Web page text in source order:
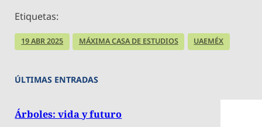
Etiquetas:
19 ABR 2025 MÁXIMA CASA DE ESTUDIOS UAEMÉX
ÚLTIMAS ENTRADAS
Árboles: vida y futuro